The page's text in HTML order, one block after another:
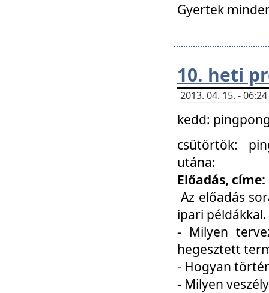
Gyertek
10. heti
2013. 04. 15. -
kedd:
csütörtök:
utána:
Előadás,
Az előadás
ipari
- Milyen
hegesztett
- Hogyan
- Milyen